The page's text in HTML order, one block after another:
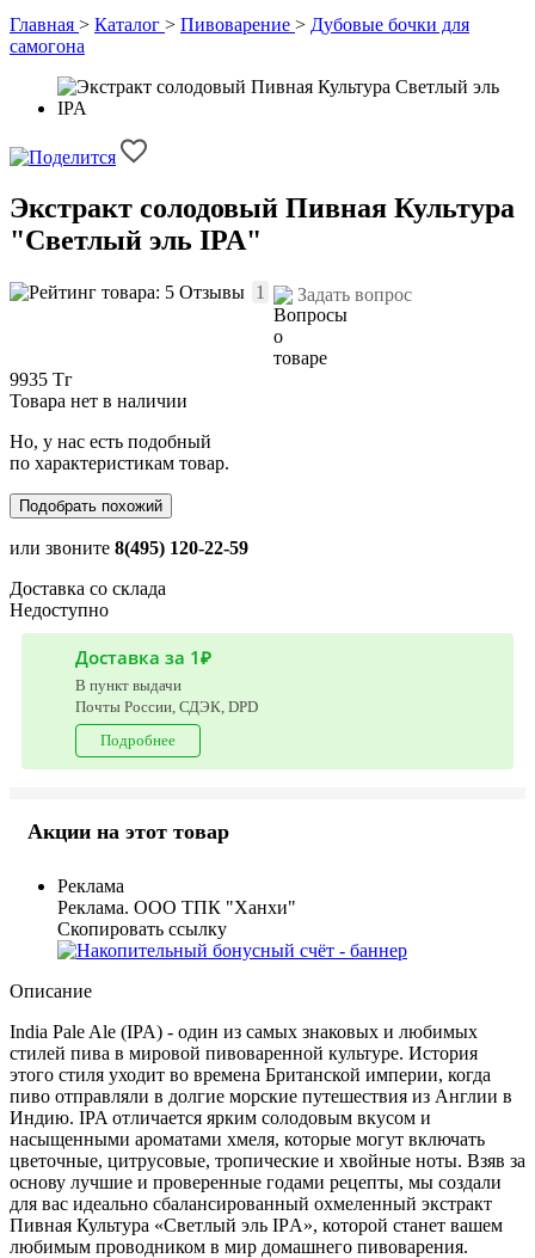
Главная > Каталог > Пивоварение > Дубовые бочки для
самогона
Экстракт солодовый Пивная Культура
"Светлый эль IPA"
Отзывы 1 Задать вопрос
9935 Тг
Товара нет в наличии
Но, у нас есть подобный
по характеристикам товар.
Подобрать похожий
или звоните 8(495) 120-22-59
Доставка со склада
Недоступно
Доставка за 1₽
В пункт выдачи
Почты России, СДЭК, DPD
Подробнее
Акции на этот товар
Реклама
Реклама. ООО ТПК "Ханхи"
Скопировать ссылку
Описание
India Pale Ale (IPA) - один из самых знаковых и любимых
стилей пива в мировой пивоваренной культуре. История
этого стиля уходит во времена Британской империи, когда
пиво отправляли в долгие морские путешествия из Англии в
Индию. IPA отличается ярким солодовым вкусом и
насыщенными ароматами хмеля, которые могут включать
цветочные, цитрусовые, тропические и хвойные ноты. Взяв за
основу лучшие и проверенные годами рецепты, мы создали
для вас идеально сбалансированный охмеленный экстракт
Пивная Культура «Светлый эль IPА», которой станет вашем
любимым проводником в мир домашнего пивоварения.